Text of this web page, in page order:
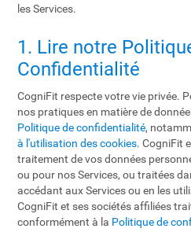
les Services.
1. Lire notre
Confidentialité
CogniFit respecte votre vie privée.
nos pratiques en matière de
Politique de confidentialité,
à l'utilisation des cookies. CogniFit
traitement de vos données
ou pour nos Services, ou traitées
accédant aux Services ou en les
CogniFit et ses sociétés affiliées
conformément à la Politique de